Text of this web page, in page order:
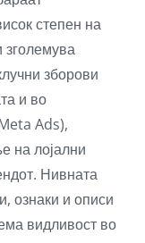
степен на
зборови
и во
Ads),
на лојални
Нивната
ознаки и описи
видливост во